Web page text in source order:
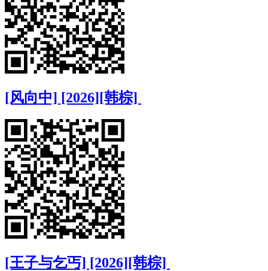
[风向中] [2026][韩棕]
[王子与乞丐] [2026][韩棕]